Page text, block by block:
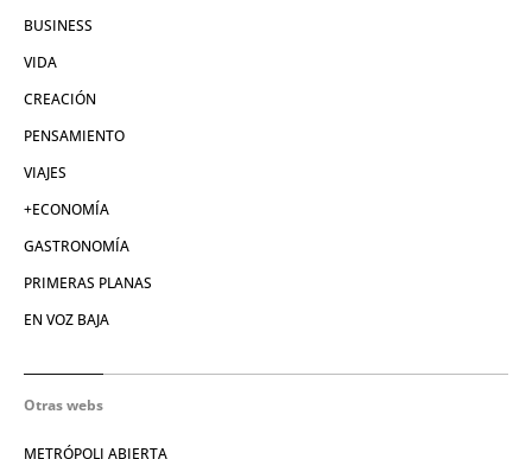
BUSINESS
VIDA
CREACIÓN
PENSAMIENTO
VIAJES
+ECONOMÍA
GASTRONOMÍA
PRIMERAS PLANAS
EN VOZ BAJA
Otras webs
METRÓPOLI ABIERTA